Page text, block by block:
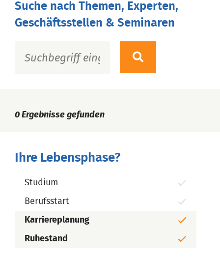
Suche nach Themen, Experten,
Geschäftsstellen & Seminaren
0 Ergebnisse gefunden
Ihre Lebensphase?
Studium
Berufsstart
Karriereplanung
Ruhestand